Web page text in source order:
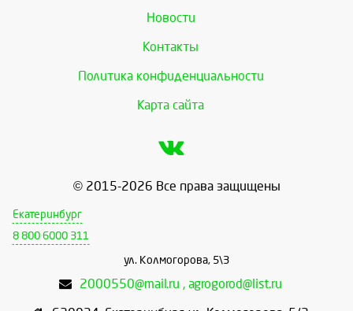
Новости
Контакты
Политика конфиденциальности
Карта сайта
© 2015-2026 Все права защищены
Екатеринбург
8 800 6000 311
ул. Колмогорова, 5\3
2000550@mail.ru , agrogorod@list.ru